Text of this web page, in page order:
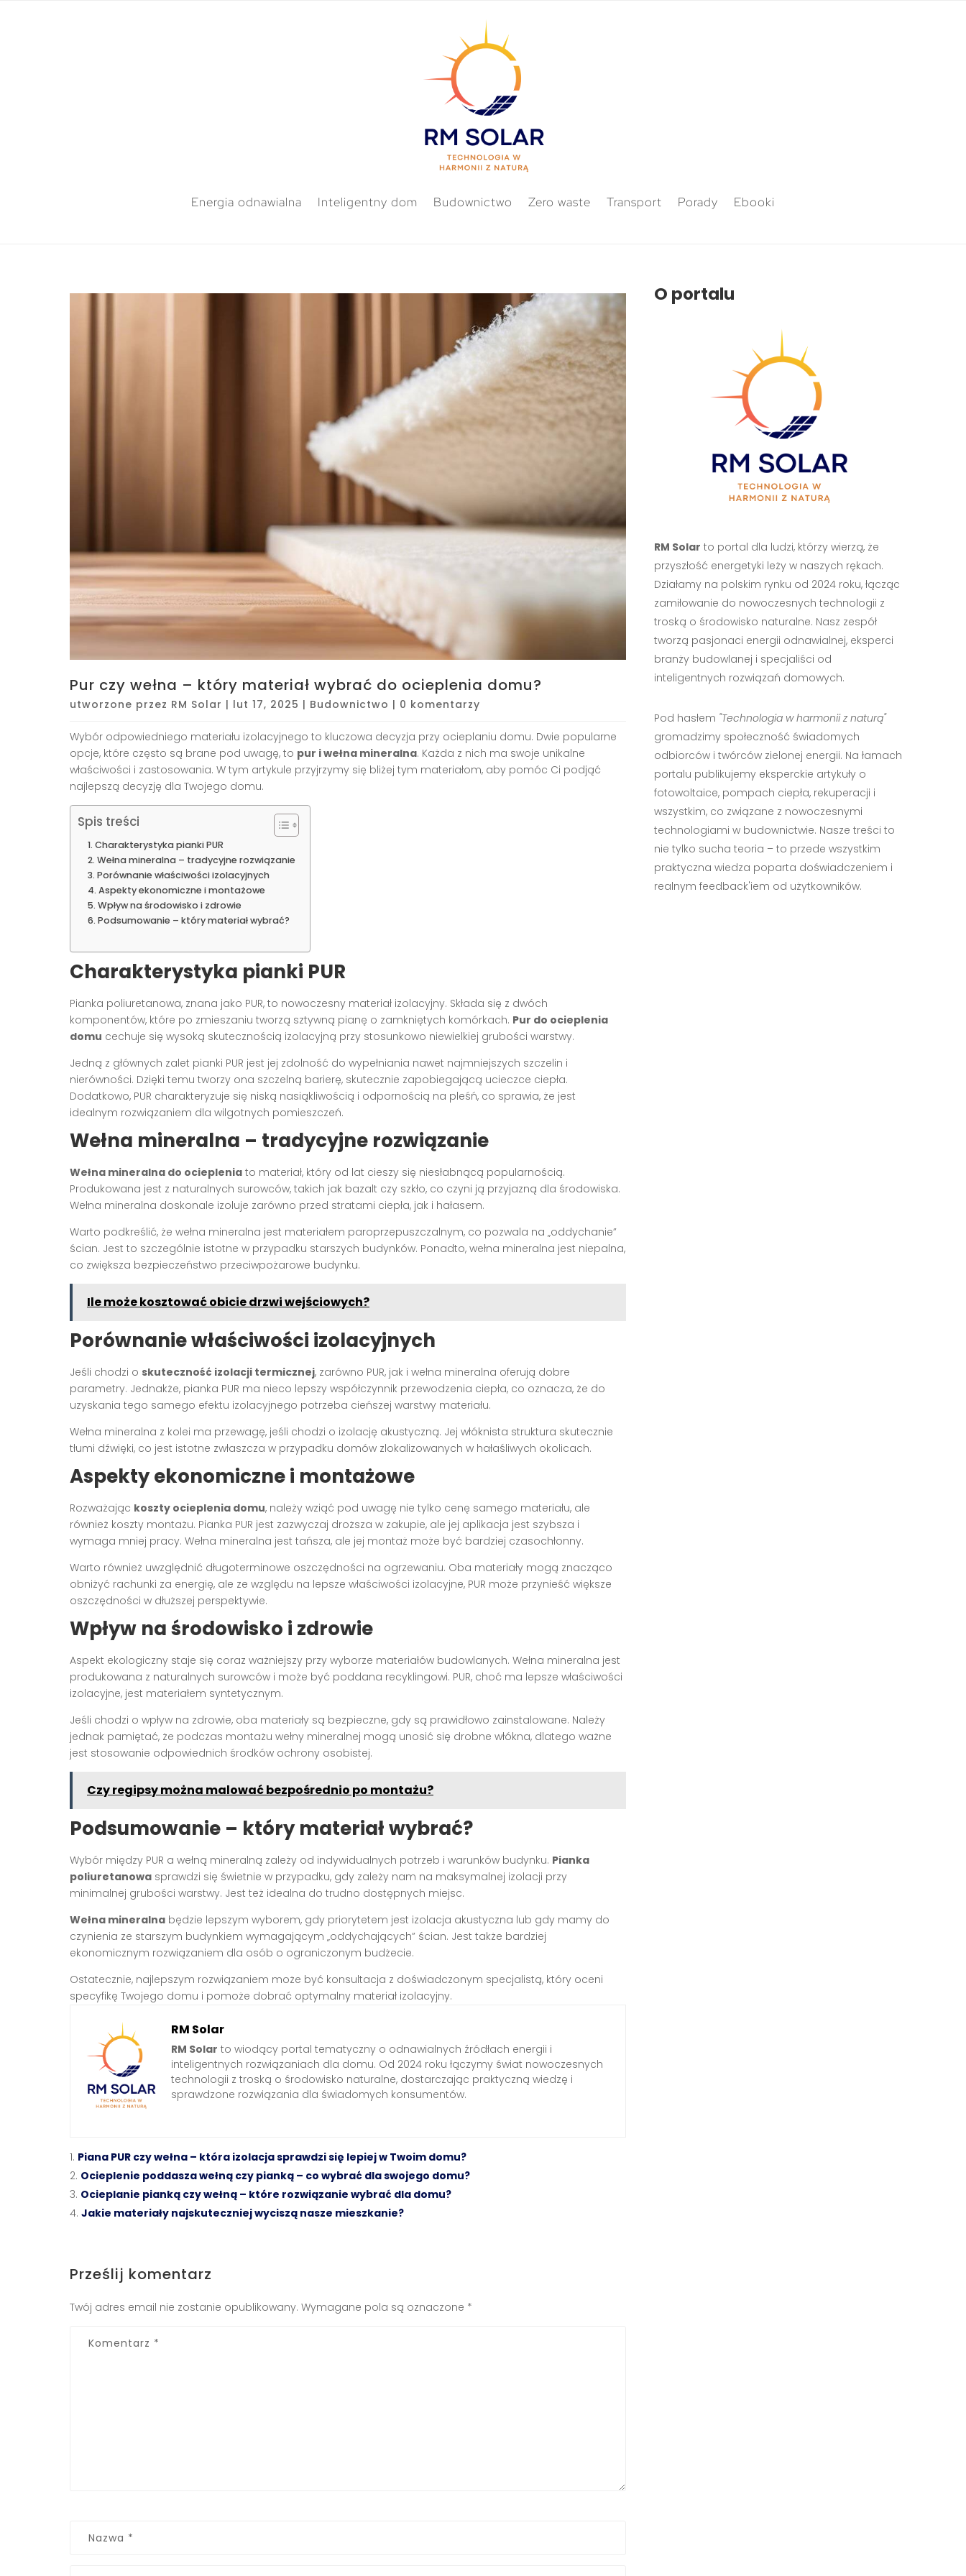
Energia odnawialna Inteligentny dom Budownictwo Zero waste Transport Porady Ebooki
Pur czy wełna – który materiał wybrać do ocieplenia domu?
utworzone przez RM Solar | lut 17, 2025 | Budownictwo | 0 komentarzy
Wybór odpowiedniego materiału izolacyjnego to kluczowa decyzja przy ocieplaniu domu. Dwie popularne
opcje, które często są brane pod uwagę, to pur i wełna mineralna. Każda z nich ma swoje unikalne
właściwości i zastosowania. W tym artykule przyjrzymy się bliżej tym materiałom, aby pomóc Ci podjąć
najlepszą decyzję dla Twojego domu.
Spis treści
Charakterystyka pianki PUR
Wełna mineralna – tradycyjne rozwiązanie
Porównanie właściwości izolacyjnych
Aspekty ekonomiczne i montażowe
Wpływ na środowisko i zdrowie
Podsumowanie – który materiał wybrać?
Charakterystyka pianki PUR
Pianka poliuretanowa, znana jako PUR, to nowoczesny materiał izolacyjny. Składa się z dwóch
komponentów, które po zmieszaniu tworzą sztywną pianę o zamkniętych komórkach. Pur do ocieplenia
domu cechuje się wysoką skutecznością izolacyjną przy stosunkowo niewielkiej grubości warstwy.
Jedną z głównych zalet pianki PUR jest jej zdolność do wypełniania nawet najmniejszych szczelin i
nierówności. Dzięki temu tworzy ona szczelną barierę, skutecznie zapobiegającą ucieczce ciepła.
Dodatkowo, PUR charakteryzuje się niską nasiąkliwością i odpornością na pleśń, co sprawia, że jest
idealnym rozwiązaniem dla wilgotnych pomieszczeń.
Wełna mineralna – tradycyjne rozwiązanie
Wełna mineralna do ocieplenia to materiał, który od lat cieszy się niesłabnącą popularnością.
Produkowana jest z naturalnych surowców, takich jak bazalt czy szkło, co czyni ją przyjazną dla środowiska.
Wełna mineralna doskonale izoluje zarówno przed stratami ciepła, jak i hałasem.
Warto podkreślić, że wełna mineralna jest materiałem paroprzepuszczalnym, co pozwala na „oddychanie”
ścian. Jest to szczególnie istotne w przypadku starszych budynków. Ponadto, wełna mineralna jest niepalna,
co zwiększa bezpieczeństwo przeciwpożarowe budynku.
Ile może kosztować obicie drzwi wejściowych?
Porównanie właściwości izolacyjnych
Jeśli chodzi o skuteczność izolacji termicznej, zarówno PUR, jak i wełna mineralna oferują dobre
parametry. Jednakże, pianka PUR ma nieco lepszy współczynnik przewodzenia ciepła, co oznacza, że do
uzyskania tego samego efektu izolacyjnego potrzeba cieńszej warstwy materiału.
Wełna mineralna z kolei ma przewagę, jeśli chodzi o izolację akustyczną. Jej włóknista struktura skutecznie
tłumi dźwięki, co jest istotne zwłaszcza w przypadku domów zlokalizowanych w hałaśliwych okolicach.
Aspekty ekonomiczne i montażowe
Rozważając koszty ocieplenia domu, należy wziąć pod uwagę nie tylko cenę samego materiału, ale
również koszty montażu. Pianka PUR jest zazwyczaj droższa w zakupie, ale jej aplikacja jest szybsza i
wymaga mniej pracy. Wełna mineralna jest tańsza, ale jej montaż może być bardziej czasochłonny.
Warto również uwzględnić długoterminowe oszczędności na ogrzewaniu. Oba materiały mogą znacząco
obniżyć rachunki za energię, ale ze względu na lepsze właściwości izolacyjne, PUR może przynieść większe
oszczędności w dłuższej perspektywie.
Wpływ na środowisko i zdrowie
Aspekt ekologiczny staje się coraz ważniejszy przy wyborze materiałów budowlanych. Wełna mineralna jest
produkowana z naturalnych surowców i może być poddana recyklingowi. PUR, choć ma lepsze właściwości
izolacyjne, jest materiałem syntetycznym.
Jeśli chodzi o wpływ na zdrowie, oba materiały są bezpieczne, gdy są prawidłowo zainstalowane. Należy
jednak pamiętać, że podczas montażu wełny mineralnej mogą unosić się drobne włókna, dlatego ważne
jest stosowanie odpowiednich środków ochrony osobistej.
Czy regipsy można malować bezpośrednio po montażu?
Podsumowanie – który materiał wybrać?
Wybór między PUR a wełną mineralną zależy od indywidualnych potrzeb i warunków budynku. Pianka
poliuretanowa sprawdzi się świetnie w przypadku, gdy zależy nam na maksymalnej izolacji przy
minimalnej grubości warstwy. Jest też idealna do trudno dostępnych miejsc.
Wełna mineralna będzie lepszym wyborem, gdy priorytetem jest izolacja akustyczna lub gdy mamy do
czynienia ze starszym budynkiem wymagającym „oddychających” ścian. Jest także bardziej
ekonomicznym rozwiązaniem dla osób o ograniczonym budżecie.
Ostatecznie, najlepszym rozwiązaniem może być konsultacja z doświadczonym specjalistą, który oceni
specyfikę Twojego domu i pomoże dobrać optymalny materiał izolacyjny.
RM Solar
RM Solar to wiodący portal tematyczny o odnawialnych źródłach energii i
inteligentnych rozwiązaniach dla domu. Od 2024 roku łączymy świat nowoczesnych
technologii z troską o środowisko naturalne, dostarczając praktyczną wiedzę i
sprawdzone rozwiązania dla świadomych konsumentów.
Piana PUR czy wełna – która izolacja sprawdzi się lepiej w Twoim domu?
Ocieplenie poddasza wełną czy pianką – co wybrać dla swojego domu?
Ocieplanie pianką czy wełną – które rozwiązanie wybrać dla domu?
Jakie materiały najskuteczniej wyciszą nasze mieszkanie?
Prześlij komentarz
Twój adres email nie zostanie opublikowany. Wymagane pola są oznaczone *
O portalu
RM Solar to portal dla ludzi, którzy wierzą, że
przyszłość energetyki leży w naszych rękach.
Działamy na polskim rynku od 2024 roku, łącząc
zamiłowanie do nowoczesnych technologii z
troską o środowisko naturalne. Nasz zespół
tworzą pasjonaci energii odnawialnej, eksperci
branży budowlanej i specjaliści od
inteligentnych rozwiązań domowych.
Pod hasłem "Technologia w harmonii z naturą"
gromadzimy społeczność świadomych
odbiorców i twórców zielonej energii. Na łamach
portalu publikujemy eksperckie artykuły o
fotowoltaice, pompach ciepła, rekuperacji i
wszystkim, co związane z nowoczesnymi
technologiami w budownictwie. Nasze treści to
nie tylko sucha teoria – to przede wszystkim
praktyczna wiedza poparta doświadczeniem i
realnym feedback'iem od użytkowników.